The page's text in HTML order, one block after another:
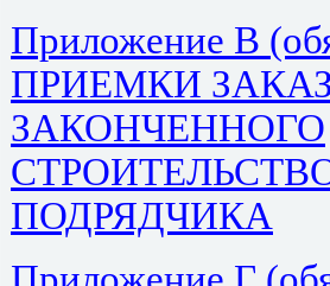
Приложение В
ПРИЕМКИ
ЗАКОНЧЕННОГО
ПОДРЯДЧИКА